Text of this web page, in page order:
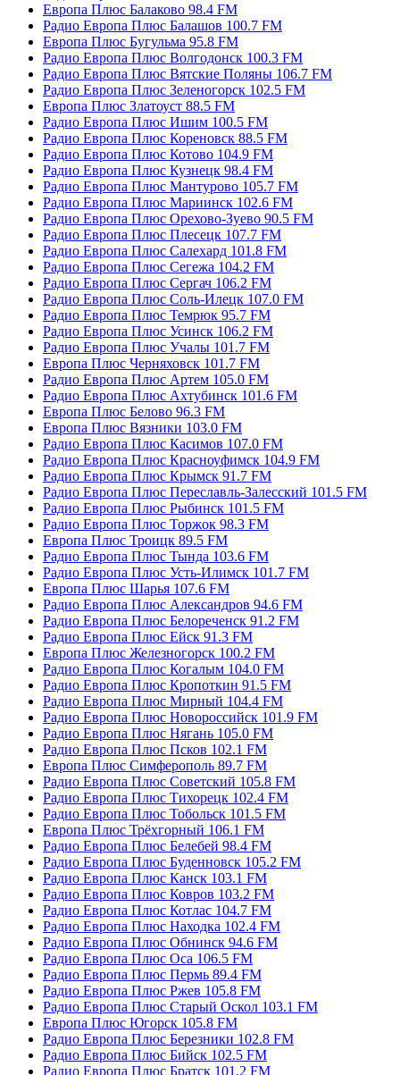
Европа Плюс Балаково 98.4 FM
Радио Европа Плюс Балашов 100.7 FM
Европа Плюс Бугульма 95.8 FM
Радио Европа Плюс Волгодонск 100.3 FM
Радио Европа Плюс Вятские Поляны 106.7 FM
Радио Европа Плюс Зеленогорск 102.5 FM
Европа Плюс Златоуст 88.5 FM
Радио Европа Плюс Ишим 100.5 FM
Радио Европа Плюс Кореновск 88.5 FM
Радио Европа Плюс Котово 104.9 FM
Радио Европа Плюс Кузнецк 98.4 FM
Радио Европа Плюс Мантурово 105.7 FM
Радио Европа Плюс Мариинск 102.6 FM
Радио Европа Плюс Орехово-Зуево 90.5 FM
Радио Европа Плюс Плесецк 107.7 FM
Радио Европа Плюс Салехард 101.8 FM
Радио Европа Плюс Сегежа 104.2 FM
Радио Европа Плюс Сергач 106.2 FM
Радио Европа Плюс Соль-Илецк 107.0 FM
Радио Европа Плюс Темрюк 95.7 FM
Радио Европа Плюс Усинск 106.2 FM
Радио Европа Плюс Учалы 101.7 FM
Европа Плюс Черняховск 101.7 FM
Радио Европа Плюс Артем 105.0 FM
Радио Европа Плюс Ахтубинск 101.6 FM
Европа Плюс Белово 96.3 FM
Европа Плюс Вязники 103.0 FM
Радио Европа Плюс Касимов 107.0 FM
Радио Европа Плюс Красноуфимск 104.9 FM
Радио Европа Плюс Крымск 91.7 FM
Радио Европа Плюс Переславль-Залесский 101.5 FM
Радио Европа Плюс Рыбинск 101.5 FM
Радио Европа Плюс Торжок 98.3 FM
Европа Плюс Троицк 89.5 FM
Радио Европа Плюс Тында 103.6 FM
Радио Европа Плюс Усть-Илимск 101.7 FM
Европа Плюс Шарья 107.6 FM
Радио Европа Плюс Александров 94.6 FM
Радио Европа Плюс Белореченск 91.2 FM
Радио Европа Плюс Ейск 91.3 FM
Европа Плюс Железногорск 100.2 FM
Радио Европа Плюс Когалым 104.0 FM
Радио Европа Плюс Кропоткин 91.5 FM
Радио Европа Плюс Мирный 104.4 FM
Радио Европа Плюс Новороссийск 101.9 FM
Радио Европа Плюс Нягань 105.0 FM
Радио Европа Плюс Псков 102.1 FM
Европа Плюс Симферополь 89.7 FM
Радио Европа Плюс Советский 105.8 FM
Радио Европа Плюс Тихорецк 102.4 FM
Радио Европа Плюс Тобольск 101.5 FM
Европа Плюс Трёхгорный 106.1 FM
Радио Европа Плюс Белебей 98.4 FM
Радио Европа Плюс Буденновск 105.2 FM
Радио Европа Плюс Канск 103.1 FM
Радио Европа Плюс Ковров 103.2 FM
Радио Европа Плюс Котлас 104.7 FM
Радио Европа Плюс Находка 102.4 FM
Радио Европа Плюс Обнинск 94.6 FM
Радио Европа Плюс Оса 106.5 FM
Радио Европа Плюс Пермь 89.4 FM
Радио Европа Плюс Ржев 105.8 FM
Радио Европа Плюс Старый Оскол 103.1 FM
Европа Плюс Югорск 105.8 FM
Радио Европа Плюс Березники 102.8 FM
Радио Европа Плюс Бийск 102.5 FM
Радио Европа Плюс Братск 101.2 FM